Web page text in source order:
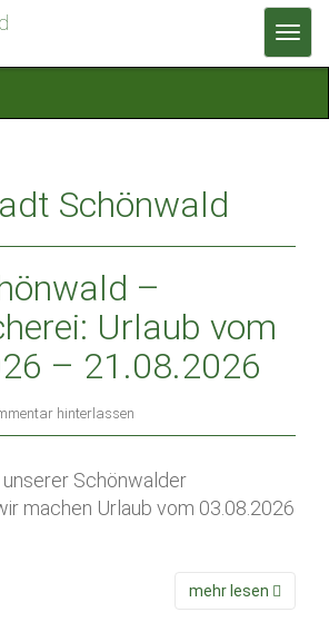
T
o
g
Schönwald
–
Urlaub vom
– 21.08.2026
hinterlassen
Schönwalder
machen Urlaub vom 03.08.2026
mehr lesen